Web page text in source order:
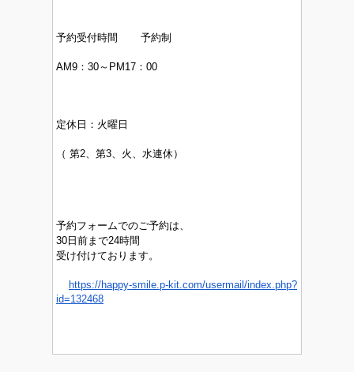
予約受付時間 予約制
AM9：30～PM17：00
定休日： 火曜日
（ 第2、第3、火、水連休）
予約フォームでのご予約は、
30日前まで24時間
受け付けております。
https://happy-smile.p-kit.com/usermail/index.php?
id=132468